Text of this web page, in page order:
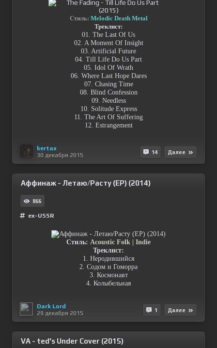
Стиль: Melodic Death Metal
Треклист:
01. The Last Of Us
02. A Moment Of Insight
03. Artificial Future
04. Till Life Do Us Part
05. Idol Of Wrath
06. Where Last Hope Dares
07. Chasing Time
08. Blind Confession
09. Needless
10. Solitude Express
11. The Art Of Suffering
12. Estrangement
kertax
30 декабря 2015
14 Далее
Аффинаж - Летаю/Расту (EP) (2014)
866
ex-USSR
Стиль: Acoustic Folk | Indie
Треклист:
1. Неродившийся
2. Содом и Гоморра
3. Космонавт
4. Колыбельная
Dark Lord
29 декабря 2015
1 Далее
VA - ted's Under Cover (2015)